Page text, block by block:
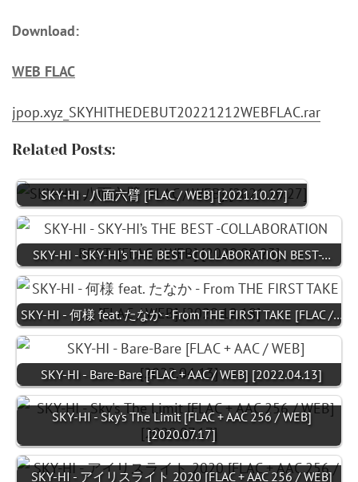
Download:
WEB FLAC
jpop.xyz_SKYHITHEDEBUT20221212WEBFLAC.rar
Related Posts:
SKY-HI - 八面六臂 [FLAC / WEB] [2021.10.27]
SKY-HI - SKY-HI’s THE BEST -COLLABORATION BEST-…
SKY-HI - 何様 feat. たなか - From THE FIRST TAKE [FLAC /…
SKY-HI - Bare-Bare [FLAC + AAC / WEB] [2022.04.13]
SKY-HI - Sky's The Limit [FLAC + AAC 256 / WEB]
[2020.07.17]
SKY-HI - アイリスライト 2020 [FLAC + AAC 256 / WEB]